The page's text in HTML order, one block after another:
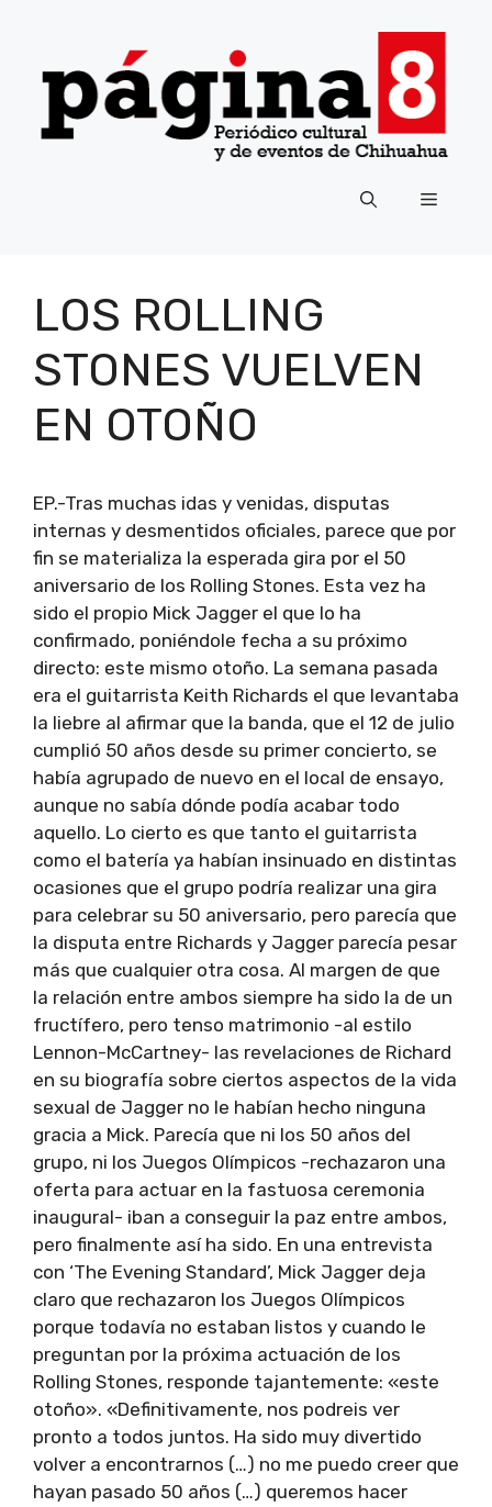
contenido
Menú
LOS ROLLING
STONES VUELVEN
EN OTOÑO
EP.-Tras muchas idas y venidas, disputas
internas y desmentidos oficiales, parece que por
fin se materializa la esperada gira por el 50
aniversario de los Rolling Stones. Esta vez ha
sido el propio Mick Jagger el que lo ha
confirmado, poniéndole fecha a su próximo
directo: este mismo otoño. La semana pasada
era el guitarrista Keith Richards el que levantaba
la liebre al afirmar que la banda, que el 12 de julio
cumplió 50 años desde su primer concierto, se
había agrupado de nuevo en el local de ensayo,
aunque no sabía dónde podía acabar todo
aquello. Lo cierto es que tanto el guitarrista
como el batería ya habían insinuado en distintas
ocasiones que el grupo podría realizar una gira
para celebrar su 50 aniversario, pero parecía que
la disputa entre Richards y Jagger parecía pesar
más que cualquier otra cosa. Al margen de que
la relación entre ambos siempre ha sido la de un
fructífero, pero tenso matrimonio -al estilo
Lennon-McCartney- las revelaciones de Richard
en su biografía sobre ciertos aspectos de la vida
sexual de Jagger no le habían hecho ninguna
gracia a Mick. Parecía que ni los 50 años del
grupo, ni los Juegos Olímpicos -rechazaron una
oferta para actuar en la fastuosa ceremonia
inaugural- iban a conseguir la paz entre ambos,
pero finalmente así ha sido. En una entrevista
con ‘The Evening Standard’, Mick Jagger deja
claro que rechazaron los Juegos Olímpicos
porque todavía no estaban listos y cuando le
preguntan por la próxima actuación de los
Rolling Stones, responde tajantemente: «este
otoño». «Definitivamente, nos podreis ver
pronto a todos juntos. Ha sido muy divertido
volver a encontrarnos (…) no me puedo creer que
hayan pasado 50 años (…) queremos hacer